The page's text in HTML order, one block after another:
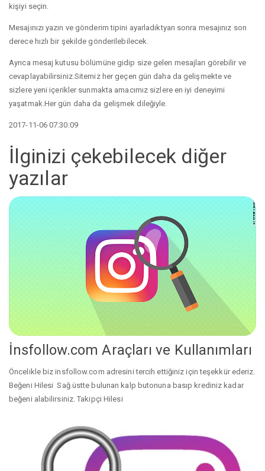
kişiyi seçin.
Mesajınızı yazın ve gönderim tipini ayarladıktyan sonra mesajınız son
derece hızlı bir şekilde gönderilebilecek.
Ayrıca mesaj kutusu bölümüne gidip size gelen mesajları görebilir ve
cevaplayabilirsiniz.Sitemiz her geçen gün daha da gelişmekte ve
sizlere yeni içerikler sunmakta amacımız sizlere en iyi deneyimi
yaşatmak.Her gün daha da gelişmek dileğiyle.
2017-11-06 07:30:09
İlginizi çekebilecek diğer
yazılar
İnsfollow.com Araçları ve Kullanımları
Öncelikle biz insfollow.com adresini tercih ettiğiniz için teşekkür ederiz.
Beğeni Hilesi Sağ üstte bulunan kalp butonuna basıp krediniz kadar
beğeni alabilirsiniz. Takipçi Hilesi